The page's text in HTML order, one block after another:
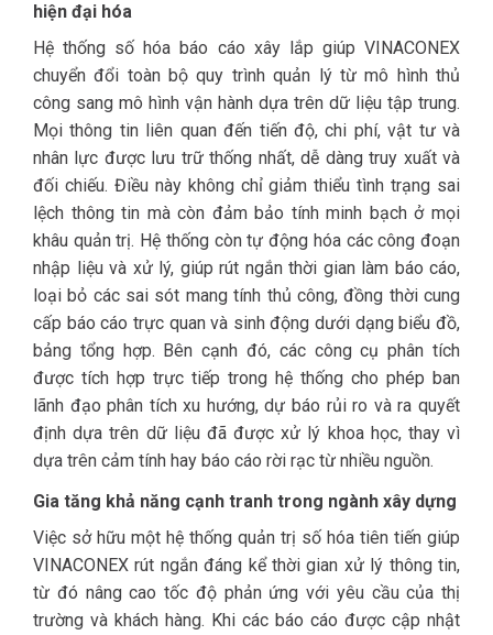
hiện đại hóa
Hệ thống số hóa báo cáo xây lắp giúp VINACONEX
chuyển đổi toàn bộ quy trình quản lý từ mô hình thủ
công sang mô hình vận hành dựa trên dữ liệu tập trung.
Mọi thông tin liên quan đến tiến độ, chi phí, vật tư và
nhân lực được lưu trữ thống nhất, dễ dàng truy xuất và
đối chiếu. Điều này không chỉ giảm thiểu tình trạng sai
lệch thông tin mà còn đảm bảo tính minh bạch ở mọi
khâu quản trị. Hệ thống còn tự động hóa các công đoạn
nhập liệu và xử lý, giúp rút ngắn thời gian làm báo cáo,
loại bỏ các sai sót mang tính thủ công, đồng thời cung
cấp báo cáo trực quan và sinh động dưới dạng biểu đồ,
bảng tổng hợp. Bên cạnh đó, các công cụ phân tích
được tích hợp trực tiếp trong hệ thống cho phép ban
lãnh đạo phân tích xu hướng, dự báo rủi ro và ra quyết
định dựa trên dữ liệu đã được xử lý khoa học, thay vì
dựa trên cảm tính hay báo cáo rời rạc từ nhiều nguồn.
Gia tăng khả năng cạnh tranh trong ngành xây dựng
Việc sở hữu một hệ thống quản trị số hóa tiên tiến giúp
VINACONEX rút ngắn đáng kể thời gian xử lý thông tin,
từ đó nâng cao tốc độ phản ứng với yêu cầu của thị
trường và khách hàng. Khi các báo cáo được cập nhật